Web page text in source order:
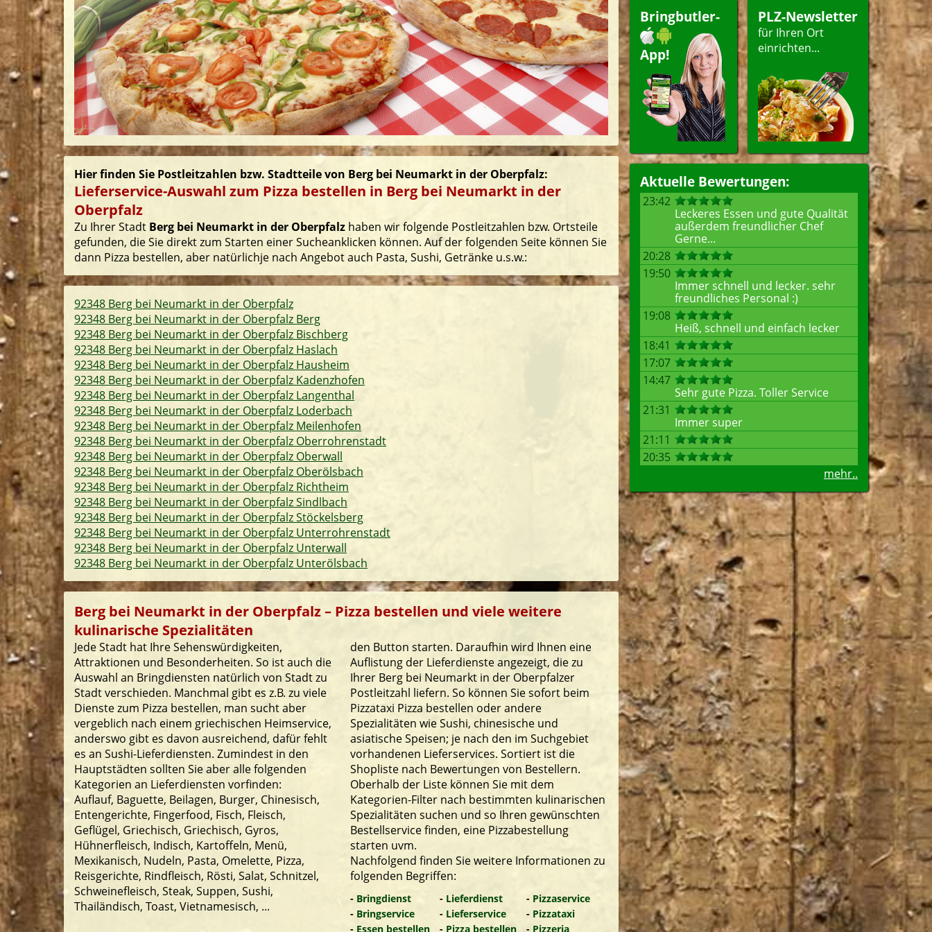
Bringbutler-
App!
PLZ-Newsletter
für Ihren Ort
einrichten...
Aktuelle Bewertungen:
23:42
Leckeres Essen und gute Qualität
außerdem freundlicher Chef
Gerne...
20:28
19:50
Immer schnell und lecker. sehr
freundliches Personal :)
19:08
Heiß, schnell und einfach lecker
18:41
17:07
14:47
Sehr gute Pizza. Toller Service
21:31
Immer super
21:11
20:35
mehr..
Hier finden Sie Postleitzahlen bzw. Stadtteile von Berg bei Neumarkt in der Oberpfalz:
Lieferservice-Auswahl zum Pizza bestellen in Berg bei Neumarkt in der
Oberpfalz
Zu Ihrer Stadt Berg bei Neumarkt in der Oberpfalz haben wir folgende Postleitzahlen bzw. Ortsteile
gefunden, die Sie direkt zum Starten einer Sucheanklicken können. Auf der folgenden Seite können Sie
dann Pizza bestellen, aber natürlichje nach Angebot auch Pasta, Sushi, Getränke u.s.w.:
92348 Berg bei Neumarkt in der Oberpfalz
92348 Berg bei Neumarkt in der Oberpfalz Berg
92348 Berg bei Neumarkt in der Oberpfalz Bischberg
92348 Berg bei Neumarkt in der Oberpfalz Haslach
92348 Berg bei Neumarkt in der Oberpfalz Hausheim
92348 Berg bei Neumarkt in der Oberpfalz Kadenzhofen
92348 Berg bei Neumarkt in der Oberpfalz Langenthal
92348 Berg bei Neumarkt in der Oberpfalz Loderbach
92348 Berg bei Neumarkt in der Oberpfalz Meilenhofen
92348 Berg bei Neumarkt in der Oberpfalz Oberrohrenstadt
92348 Berg bei Neumarkt in der Oberpfalz Oberwall
92348 Berg bei Neumarkt in der Oberpfalz Oberölsbach
92348 Berg bei Neumarkt in der Oberpfalz Richtheim
92348 Berg bei Neumarkt in der Oberpfalz Sindlbach
92348 Berg bei Neumarkt in der Oberpfalz Stöckelsberg
92348 Berg bei Neumarkt in der Oberpfalz Unterrohrenstadt
92348 Berg bei Neumarkt in der Oberpfalz Unterwall
92348 Berg bei Neumarkt in der Oberpfalz Unterölsbach
Berg bei Neumarkt in der Oberpfalz – Pizza bestellen und viele weitere
kulinarische Spezialitäten
Jede Stadt hat Ihre Sehenswürdigkeiten,
Attraktionen und Besonderheiten. So ist auch die
Auswahl an Bringdiensten natürlich von Stadt zu
Stadt verschieden. Manchmal gibt es z.B. zu viele
Dienste zum Pizza bestellen, man sucht aber
vergeblich nach einem griechischen Heimservice,
anderswo gibt es davon ausreichend, dafür fehlt
es an Sushi-Lieferdiensten. Zumindest in den
Hauptstädten sollten Sie aber alle folgenden
Kategorien an Lieferdiensten vorfinden:
Auflauf, Baguette, Beilagen, Burger, Chinesisch,
Entengerichte, Fingerfood, Fisch, Fleisch,
Geflügel, Griechisch, Griechisch, Gyros,
Hühnerfleisch, Indisch, Kartoffeln, Menü,
Mexikanisch, Nudeln, Pasta, Omelette, Pizza,
Reisgerichte, Rindfleisch, Rösti, Salat, Schnitzel,
Schweinefleisch, Steak, Suppen, Sushi,
Thailändisch, Toast, Vietnamesisch, ...
den Button starten. Daraufhin wird Ihnen eine
Auflistung der Lieferdienste angezeigt, die zu
Ihrer Berg bei Neumarkt in der Oberpfalzer
Postleitzahl liefern. So können Sie sofort beim
Pizzataxi Pizza bestellen oder andere
Spezialitäten wie Sushi, chinesische und
asiatische Speisen; je nach den im Suchgebiet
vorhandenen Lieferservices. Sortiert ist die
Shopliste nach Bewertungen von Bestellern.
Oberhalb der Liste können Sie mit dem
Kategorien-Filter nach bestimmten kulinarischen
Spezialitäten suchen und so Ihren gewünschten
Bestellservice finden, eine Pizzabestellung
starten uvm.
Nachfolgend finden Sie weitere Informationen zu
folgenden Begriffen:
- Bringdienst
- Bringservice
- Essen bestellen
- Lieferdienst
- Lieferservice
- Pizza bestellen
- Pizzaservice
- Pizzataxi
- Pizzeria